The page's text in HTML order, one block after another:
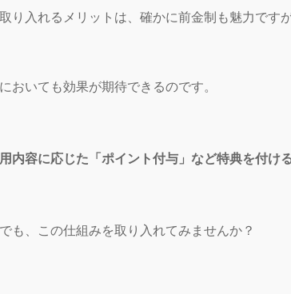
り入れるメリットは、確かに前金制も魅力ですが
においても効果が期待できるのです。
内容に応じた「ポイント付与」など特典を付け
も、この仕組みを取り入れてみませんか？